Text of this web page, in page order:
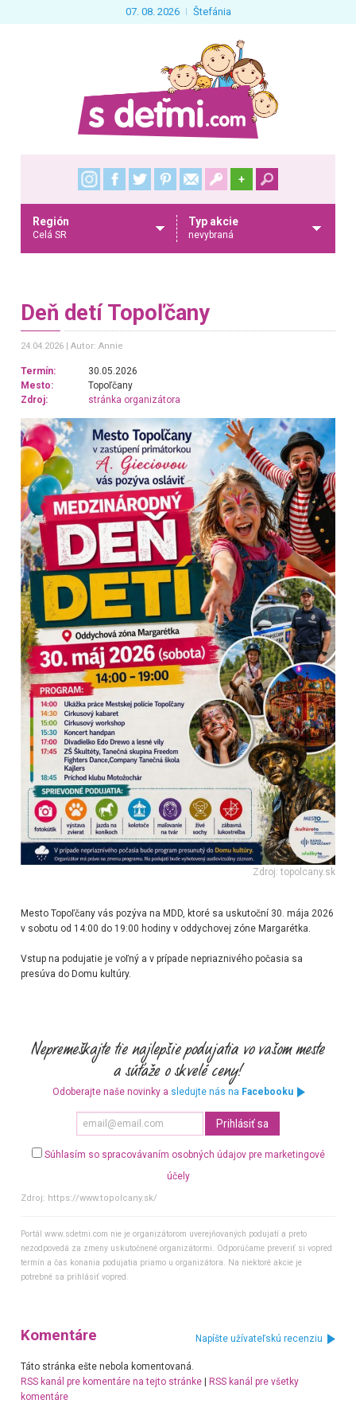
07. 08. 2026 Štefánia
+
Región
Celá SR
Typ akcie
nevybraná
Deň detí Topoľčany
24.04.2026 Autor: Annie
Termín:
30.05.2026
Mesto:
Topoľčany
Zdroj:
stránka organizátora
Zdroj: topolcany.sk
Mesto Topoľčany vás pozýva na MDD, ktoré sa uskutoční 30. mája 2026
v sobotu od 14:00 do 19:00 hodiny v oddychovej zóne Margarétka.
Vstup na podujatie je voľný a v prípade nepriaznivého počasia sa
presúva do Domu kultúry.
Odoberajte naše novinky a sledujte nás na Facebooku
Súhlasím so spracovávaním osobných údajov pre marketingové
účely
Zdroj: https://www.topolcany.sk/
Portál www.sdetmi.com nie je organizátorom uverejňovaných podujatí a preto
nezodpovedá za zmeny uskutočnené organizátormi. Odporúčame preveriť si vopred
termín a čas konania podujatia priamo u organizátora. Na niektoré akcie je
potrebné sa prihlásiť vopred.
Komentáre Napíšte užívateľskú recenziu
Táto stránka ešte nebola komentovaná.
RSS kanál pre komentáre na tejto stránke|
RSS kanál pre všetky
komentáre